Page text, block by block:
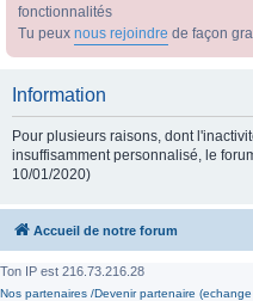
fonctionnalités
Tu peux nous rejoindre de façon
Information
Pour plusieurs raisons, dont
insuffisamment personnalisé, le
10/01/2020)
Accueil de notre forum
Ton IP est 216.73.216.28
Nos partenaires /Devenir partenaire